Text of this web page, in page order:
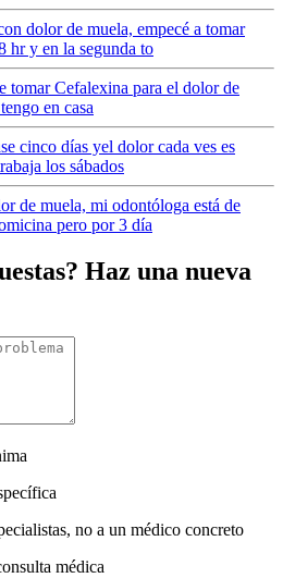
dolor de muela, empecé a tomar
hr y en la segunda to
tomar Cefalexina para el dolor de
en casa
cinco días yel dolor cada ves es
los sábados
de muela, mi odontóloga está de
pero por 3 día
Haz una nueva
no a un médico concreto
médica